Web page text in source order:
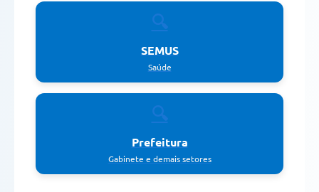
🔍
SEMUS
Saúde
🔍
Prefeitura
Gabinete e demais setores